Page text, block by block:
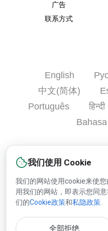
我们使用 Cookie
我们的网站使用cookie来使
用我们的网站，即表示您同
们的Cookie政策和私隐政策
全部拒绝
广告
联系方式
English
中文(简体)
Português
हिन्दी
注册 救命
版权© 2000-2025
关于Lesprom内容的再版必